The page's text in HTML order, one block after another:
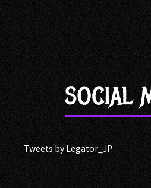
SOCIAL
Tweets by Legator_JP